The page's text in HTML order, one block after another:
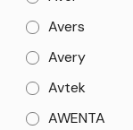
Avers
Avery
Avtek
AWENTA